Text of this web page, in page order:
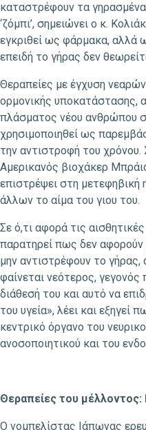
καταστρέφουν τα
‘ζόμπι’, σημειώνει ο κ.
εγκριθεί ως φάρμακα,
επειδή το γήρας δεν
Θεραπείες με έγχυση
ορμονικής υποκατάστασης,
πλάσματος νέου ανθρώπου
χρησιμοποιηθεί ως
την αντιστροφή του
Αμερικανός βιοχάκερ
επιστρέψει στη μετεφηβική
άλλων το αίμα του γιου του.
Σε ό,τι αφορά τις
παρατηρεί πως δεν αφορούν
μην αντιστρέφουν το γήρας,
φαίνεται νεότερος,
διάθεσή του και αυτό να
του υγεία», λέει και εξηγεί
κεντρικό όργανο του
ανοσοποιητικού και του
Θεραπείες του μέλλοντος:
Ο νομπελίστας Ιάπωνας